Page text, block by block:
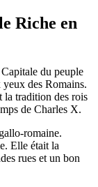
Riche en
du peuple
yeux des Romains.
la tradition des rois
de Charles X.
romaine.
Elle était la
rues et un bon